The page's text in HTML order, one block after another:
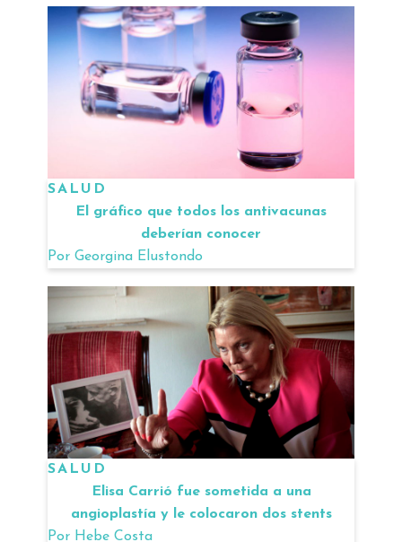
SALUD
El gráfico que todos los antivacunas
deberían conocer
Por Georgina Elustondo
SALUD
Elisa Carrió fue sometida a una
angioplastía y le colocaron dos stents
Por Hebe Costa